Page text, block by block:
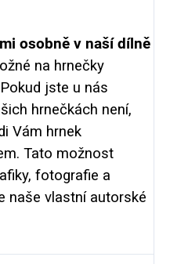
osobně v naší dílně
na hrnečky
jste u nás
hrnečkách není,
Vám hrnek
Tato možnost
fotografie a
naše vlastní autorské